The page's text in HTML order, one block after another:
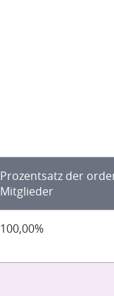
Prozentsatz der
Mitglieder
100,00%